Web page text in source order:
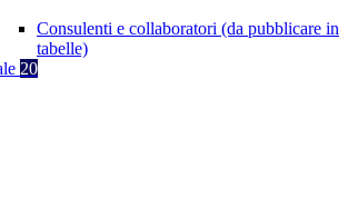
Consulenti e collaboratori (da pubblicare in
tabelle)
20